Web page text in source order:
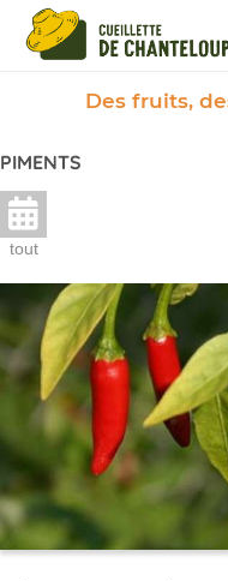
Des fruits,
PIMENTS
tout
Panneau de gestion des